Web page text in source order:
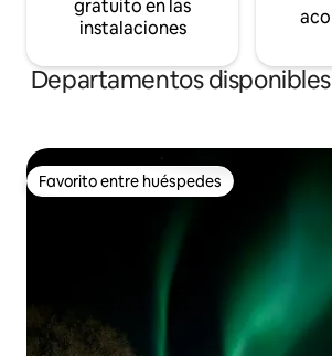
gratuito en las
instalaciones
Departamentos
Favorito entre huéspedes
Favorito entre huéspedes